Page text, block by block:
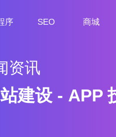
序
SEO
商城
资讯
建设 - APP